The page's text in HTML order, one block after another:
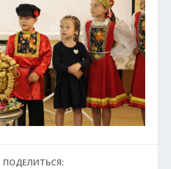
ПОДЕЛИТЬСЯ: